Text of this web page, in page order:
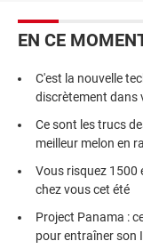
EN CE
C'est la nouvelle
discrètement dans
Ce sont les trucs
meilleur melon en
Vous risquez 1500
chez vous cet été
Project Panama :
pour entraîner son